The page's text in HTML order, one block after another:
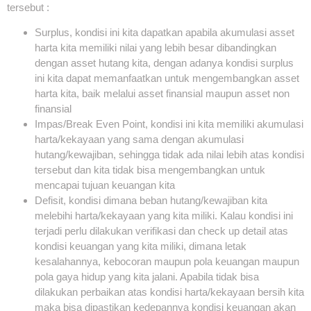
tersebut :
Surplus, kondisi ini kita dapatkan apabila akumulasi asset
harta kita memiliki nilai yang lebih besar dibandingkan
dengan asset hutang kita, dengan adanya kondisi surplus
ini kita dapat memanfaatkan untuk mengembangkan asset
harta kita, baik melalui asset finansial maupun asset non
finansial
Impas/Break Even Point, kondisi ini kita memiliki akumulasi
harta/kekayaan yang sama dengan akumulasi
hutang/kewajiban, sehingga tidak ada nilai lebih atas kondisi
tersebut dan kita tidak bisa mengembangkan untuk
mencapai tujuan keuangan kita
Defisit, kondisi dimana beban hutang/kewajiban kita
melebihi harta/kekayaan yang kita miliki. Kalau kondisi ini
terjadi perlu dilakukan verifikasi dan check up detail atas
kondisi keuangan yang kita miliki, dimana letak
kesalahannya, kebocoran maupun pola keuangan maupun
pola gaya hidup yang kita jalani. Apabila tidak bisa
dilakukan perbaikan atas kondisi harta/kekayaan bersih kita
maka bisa dipastikan kedepannya kondisi keuangan akan